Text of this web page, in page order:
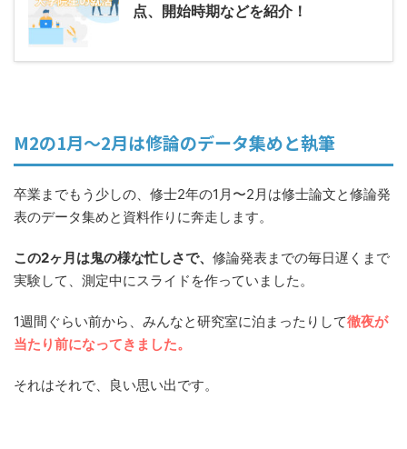
点、開始時期などを紹介！
M2の1月〜2月は修論のデータ集めと執筆
卒業までもう少しの、修士2年の1月〜2月は修士論文と修論発
表のデータ集めと資料作りに奔走します。
この2ヶ月は鬼の様な忙しさで、 修論発表までの毎日遅くまで
実験して、測定中にスライドを作っていました。
1週間ぐらい前から、みんなと研究室に泊まったりして徹夜が
当たり前になってきました。
それはそれで、良い思い出です。